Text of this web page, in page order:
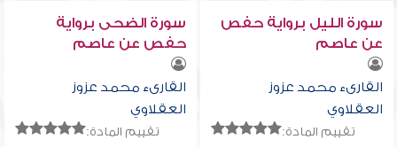
سورة الليل برواية حفص
عن عاصم
القارىء محمد عزوز
العقلاوي
تقييم المادة:
سورة الضحى برواية
حفص عن عاصم
القارىء محمد عزوز
العقلاوي
تقييم المادة: